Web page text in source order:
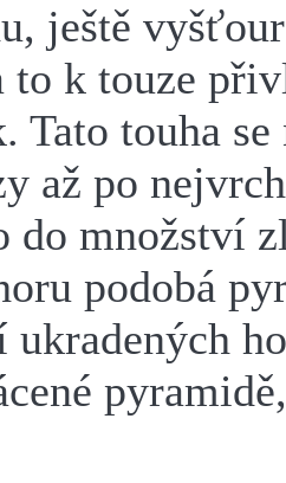
ještě
to k touze
Tato touha se
až po
do množství
podobá
ukradených